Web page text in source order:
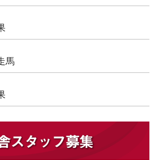
馬